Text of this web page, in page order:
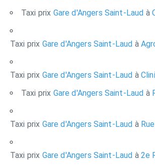
Taxi prix Gare d'Angers Saint-Laud à
Taxi prix Gare d'Angers Saint-Laud à
Taxi prix Gare d'Angers Saint-Laud à
Taxi prix Gare d'Angers Saint-Laud à
Taxi prix Gare d'Angers Saint-Laud à
Taxi prix Gare d'Angers Saint-Laud à2e